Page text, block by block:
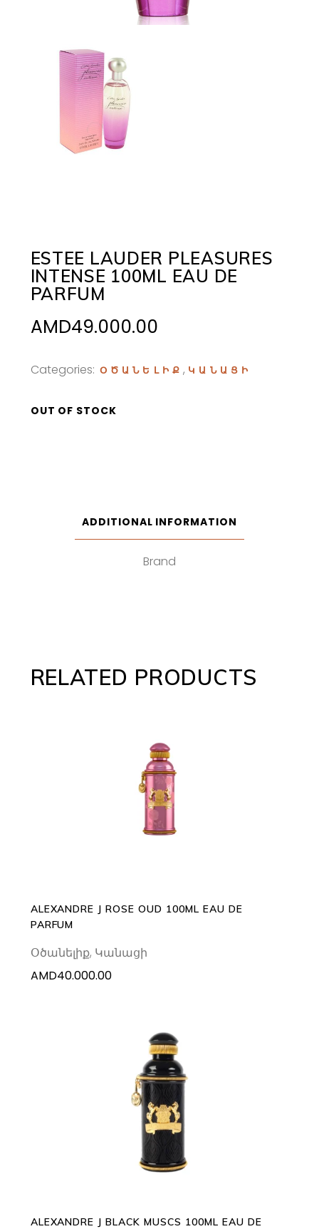
ESTEE LAUDER PLEASURES
INTENSE 100ML EAU DE
PARFUM
AMD49.000.00
Categories: ՕԾԱՆԵԼԻՔ, ԿԱՆԱՑԻ
OUT OF STOCK
ADDITIONAL INFORMATION
Brand
RELATED PRODUCTS
ADD TO CART
ALEXANDRE J ROSE OUD 100ML EAU DE
PARFUM
Օծանելիք, Կանացի
AMD40.000.00
ADD TO CART
ALEXANDRE J BLACK MUSCS 100ML EAU DE